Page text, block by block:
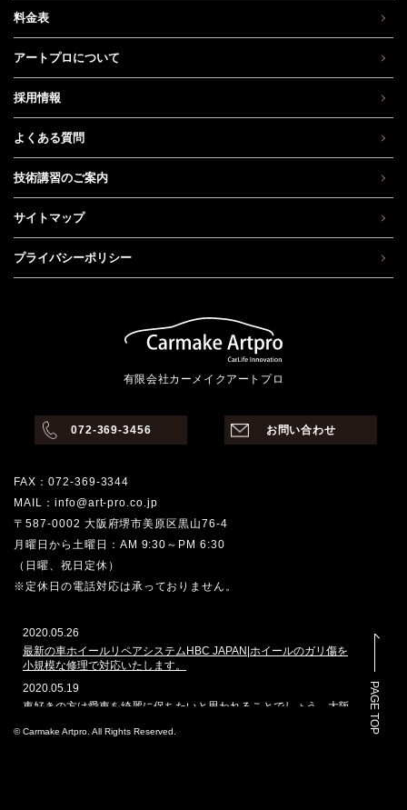
料金表
アートプロについて
採用情報
よくある質問
技術講習のご案内
サイトマップ
プライバシーポリシー
有限会社カーメイクアートプロ
072-369-3456 お問い合わせ
FAX：072-369-3344
MAIL：info@art-pro.co.jp
〒587-0002 大阪府堺市美原区黒山76-4
月曜日から土曜日：AM 9:30～PM 6:30
（日曜、祝日定休）
※定休日の電話対応は承っておりません。
2020.05.26
最新の車ホイールリペアシステムHBC JAPAN|ホイールのガリ傷を
小規模な修理で対応いたします。
2020.05.19
車好きの方は愛車を綺麗に保ちたいと思われることでしょう。大阪
ートプロは、ガラスコーティングや車磨きのプロショップとして、
PAGE TOP
© Carmake Artpro. All Rights Reserved.